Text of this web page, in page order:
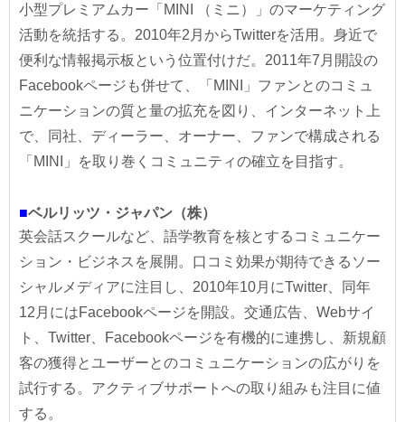
小型プレミアムカー「MINI （ミニ）」のマーケティング
活動を統括する。2010年2月からTwitterを活用。身近で
便利な情報掲示板という位置付けだ。2011年7月開設の
Facebookページも併せて、「MINI」ファンとのコミュ
ニケーションの質と量の拡充を図り、インターネット上
で、同社、ディーラー、オーナー、ファンで構成される
「MINI」を取り巻くコミュニティの確立を目指す。
■ベルリッツ・ジャパン（株）
英会話スクールなど、語学教育を核とするコミュニケー
ション・ビジネスを展開。口コミ効果が期待できるソー
シャルメディアに注目し、2010年10月にTwitter、同年
12月にはFacebookページを開設。交通広告、Webサイ
ト、Twitter、Facebookページを有機的に連携し、新規顧
客の獲得とユーザーとのコミュニケーションの広がりを
試行する。アクティブサポートへの取り組みも注目に値
する。